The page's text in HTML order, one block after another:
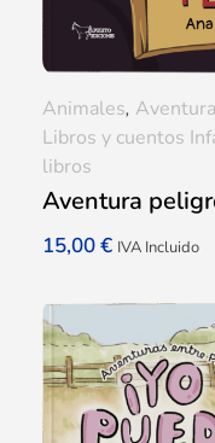
Aventura
15,00€ IVA Incluido
Animales,
Libros y cuentos
libros